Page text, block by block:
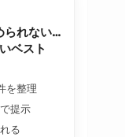
られない…
ベスト
を整理
提示
る